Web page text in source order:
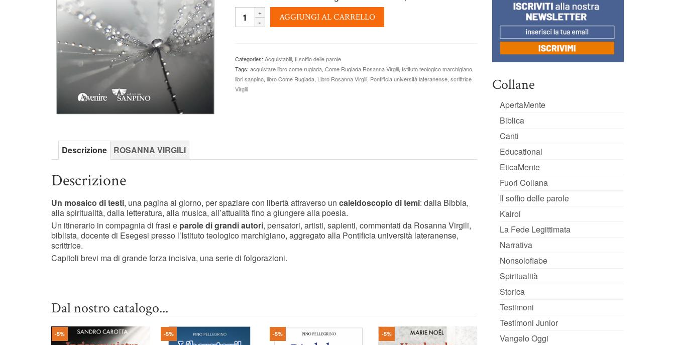
COME
RUGIADA
quantity
AGGIUNGI AL CARRELLO
Categories: Acquistabili, Il soffio delle parole
Tags: acquistare libro come rugiada, Come Rugiada Rosanna Virgili, Istituto teologico marchigiano,
libri sanpino, libro Come Rugiada, Libro Rosanna Virgili, Pontificia università lateranense, scrittrice
Virgili
Descrizione ROSANNA VIRGILI
Descrizione
Un mosaico di testi, una pagina al giorno, per spaziare con libertà attraverso un caleidoscopio di temi: dalla Bibbia,
alla spiritualità, dalla letteratura, alla musica, all’attualità fino a giungere alla poesia.
Un itinerario in compagnia di frasi e parole di grandi autori, pensatori, artisti, sapienti, commentati da Rosanna Virgili,
biblista, docente di Esegesi presso l’Istituto teologico marchigiano, aggregato alla Pontificia università lateranense,
scrittrice.
Capitoli brevi ma di grande forza incisiva, una serie di folgorazioni.
Dal nostro catalogo...
-5% -5% -5% -5%
Collane
ApertaMente
Biblica
Canti
Educational
EticaMente
Fuori Collana
Il soffio delle parole
Kairoi
La Fede Legittimata
Narrativa
Nonsolofiabe
Spiritualità
Storica
Testimoni
Testimoni Junior
Vangelo Oggi